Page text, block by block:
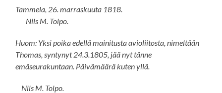
Tammela, 26. marraskuuta 1818.
Nils M. Tolpo.
Huom: Yksi poika edellä mainitusta avioliitosta, nimeltään
Thomas, syntynyt 24.3.1805, jää nyt tänne
emäseurakuntaan. Päivämäärä kuten yllä.
Nils M. Tolpo.